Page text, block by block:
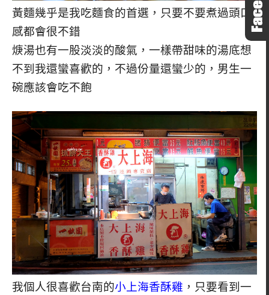
黃麵幾乎是我吃麵食的首選，只要不要煮過頭口
感都會很不錯
焿湯也有一股淡淡的酸氣，一樣帶甜味的湯底想
不到我還蠻喜歡的，不過份量還蠻少的，男生一
碗應該會吃不飽
我個人很喜歡台南的小上海香酥雞 ，只要看到一